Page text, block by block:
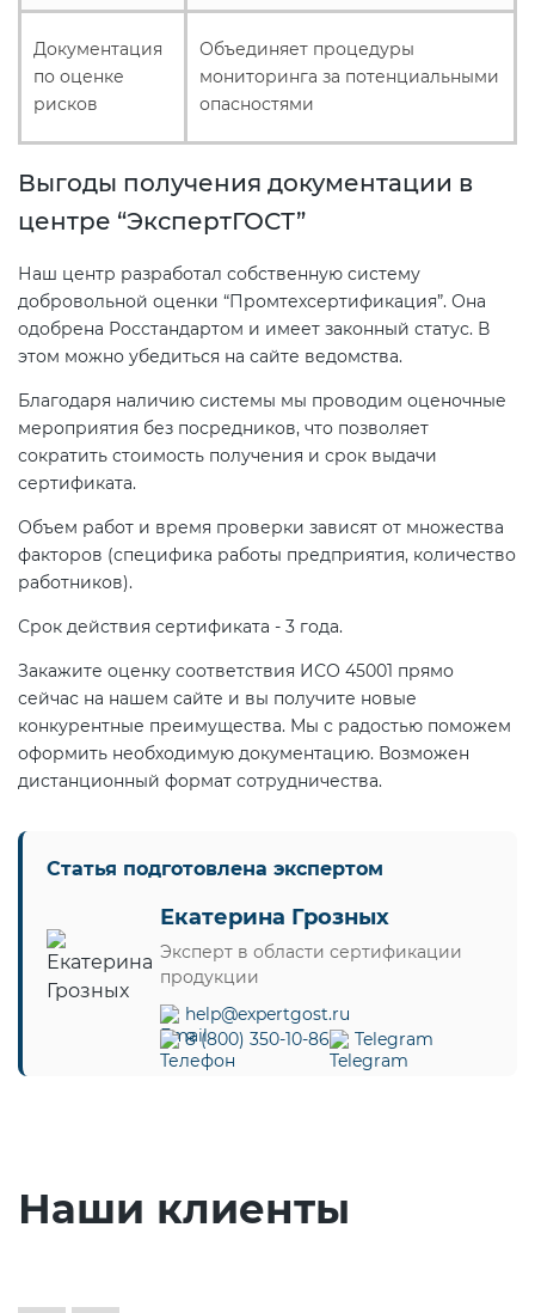
Документация
по оценке
рисков
Объединяет процедуры
мониторинга за потенциальными
опасностями
Выгоды получения документации в
центре “ЭкспертГОСТ”
Наш центр разработал собственную систему
добровольной оценки “Промтехсертификация”. Она
одобрена Росстандартом и имеет законный статус. В
этом можно убедиться на сайте ведомства.
Благодаря наличию системы мы проводим оценочные
мероприятия без посредников, что позволяет
сократить стоимость получения и срок выдачи
сертификата.
Объем работ и время проверки зависят от множества
факторов (специфика работы предприятия, количество
работников).
Срок действия сертификата - 3 года.
Закажите оценку соответствия ИСО 45001 прямо
сейчас на нашем сайте и вы получите новые
конкурентные преимущества. Мы с радостью поможем
оформить необходимую документацию. Возможен
дистанционный формат сотрудничества.
Статья подготовлена экспертом
Екатерина Грозных
Эксперт в области сертификации
продукции
help@expertgost.ru
8 (800) 350-10-86
Telegram
Наши клиенты